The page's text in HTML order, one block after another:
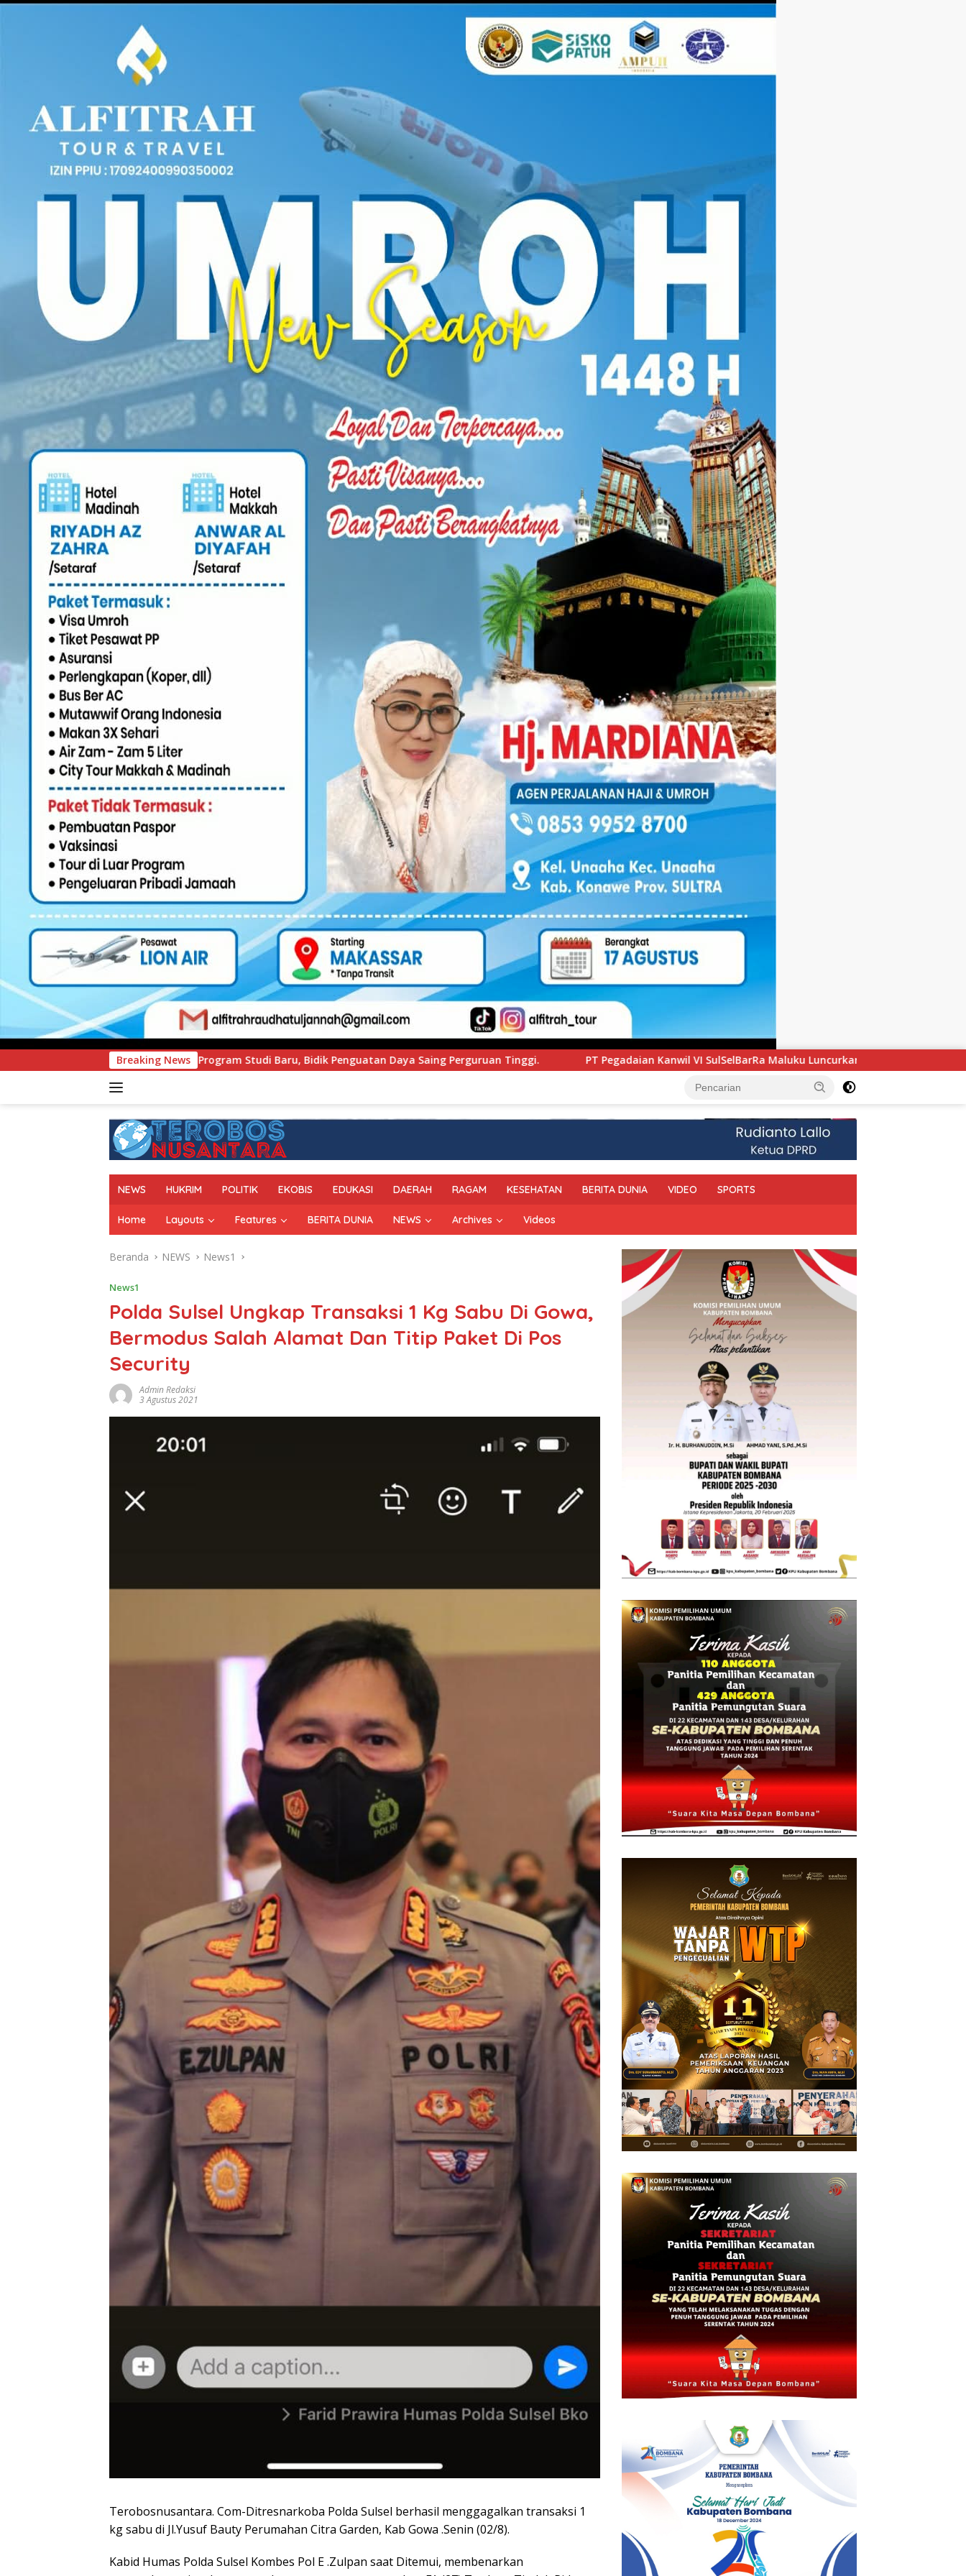
Langsung
ke
Breaking News
Program Studi Baru, Bidik Penguatan Daya Saing Perguruan Tinggi. PT Pegadaian Kanwil VI SulSelBarRa Maluku Luncurkan Program PANDE EMAS untuk Perkuat Pemberdayaan
NEWS HUKRIM POLITIK EKOBIS EDUKASI DAERAH RAGAM KESEHATAN BERITA DUNIA VIDEO SPORTS
Home Layouts Features BERITA DUNIA NEWS Archives Videos
Beranda NEWS News1
News1
Polda Sulsel Ungkap Transaksi 1 Kg Sabu Di Gowa,
Bermodus Salah Alamat Dan Titip Paket Di Pos
Security
Admin Redaksi
3 Agustus 2021
Terobosnusantara. Com-Ditresnarkoba Polda Sulsel berhasil menggagalkan transaksi 1
kg sabu di Jl.Yusuf Bauty Perumahan Citra Garden, Kab Gowa .Senin (02/8).
Kabid Humas Polda Sulsel Kombes Pol E .Zulpan saat Ditemui, membenarkan